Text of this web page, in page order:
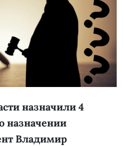
назначили 4
назначении
Владимир